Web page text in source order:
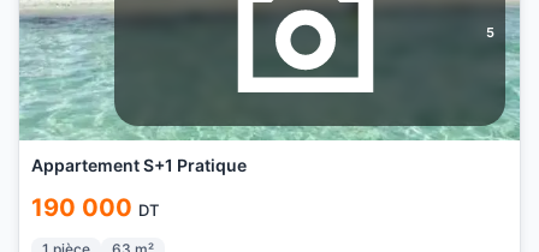
5
Appartement S+1 Pratique
190 000 DT